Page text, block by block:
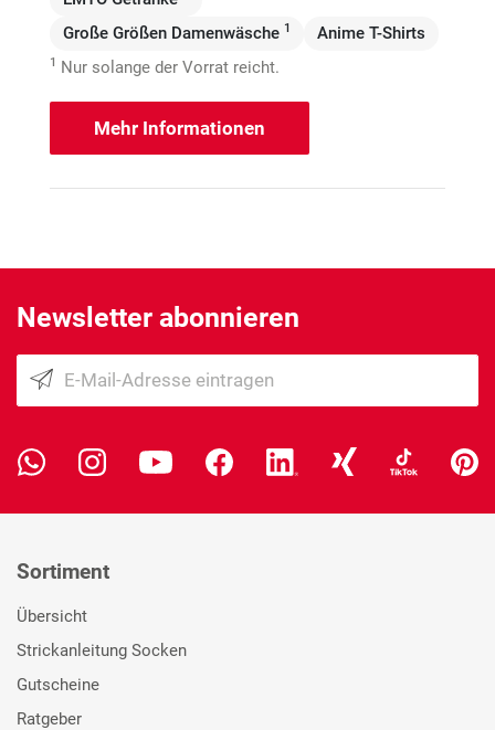
Große Größen Damenwäsche 1 Anime T-Shirts
1 Nur solange der Vorrat reicht.
Mehr Informationen
Newsletter abonnieren
Sortiment
Übersicht
Strickanleitung Socken
Gutscheine
Ratgeber